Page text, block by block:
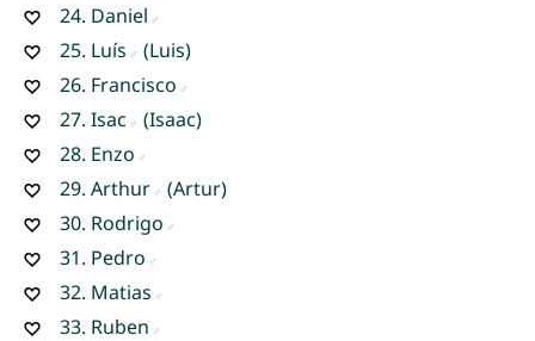
24. Daniel
25. Luís
(Luis)
26. Francisco
27. Isac
(Isaac)
28. Enzo
29. Arthur
(Artur)
30. Rodrigo
31. Pedro
32. Matias
33. Ruben